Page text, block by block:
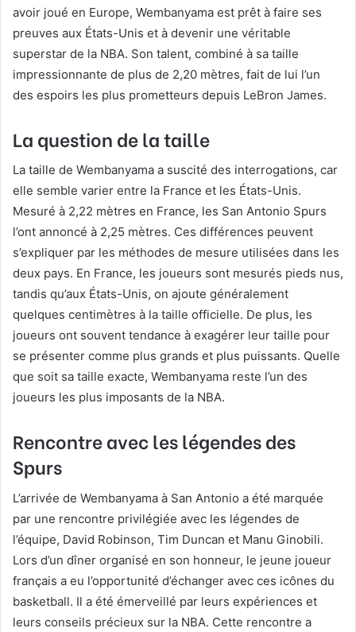
avoir joué en Europe, Wembanyama est prêt à faire ses
preuves aux États-Unis et à devenir une véritable
superstar de la NBA. Son talent, combiné à sa taille
impressionnante de plus de 2,20 mètres, fait de lui l’un
des espoirs les plus prometteurs depuis LeBron James.
La question de la taille
La taille de Wembanyama a suscité des interrogations, car
elle semble varier entre la France et les États-Unis.
Mesuré à 2,22 mètres en France, les San Antonio Spurs
l’ont annoncé à 2,25 mètres. Ces différences peuvent
s’expliquer par les méthodes de mesure utilisées dans les
deux pays. En France, les joueurs sont mesurés pieds nus,
tandis qu’aux États-Unis, on ajoute généralement
quelques centimètres à la taille officielle. De plus, les
joueurs ont souvent tendance à exagérer leur taille pour
se présenter comme plus grands et plus puissants. Quelle
que soit sa taille exacte, Wembanyama reste l’un des
joueurs les plus imposants de la NBA.
Rencontre avec les légendes des
Spurs
L’arrivée de Wembanyama à San Antonio a été marquée
par une rencontre privilégiée avec les légendes de
l’équipe, David Robinson, Tim Duncan et Manu Ginobili.
Lors d’un dîner organisé en son honneur, le jeune joueur
français a eu l’opportunité d’échanger avec ces icônes du
basketball. Il a été émerveillé par leurs expériences et
leurs conseils précieux sur la NBA. Cette rencontre a